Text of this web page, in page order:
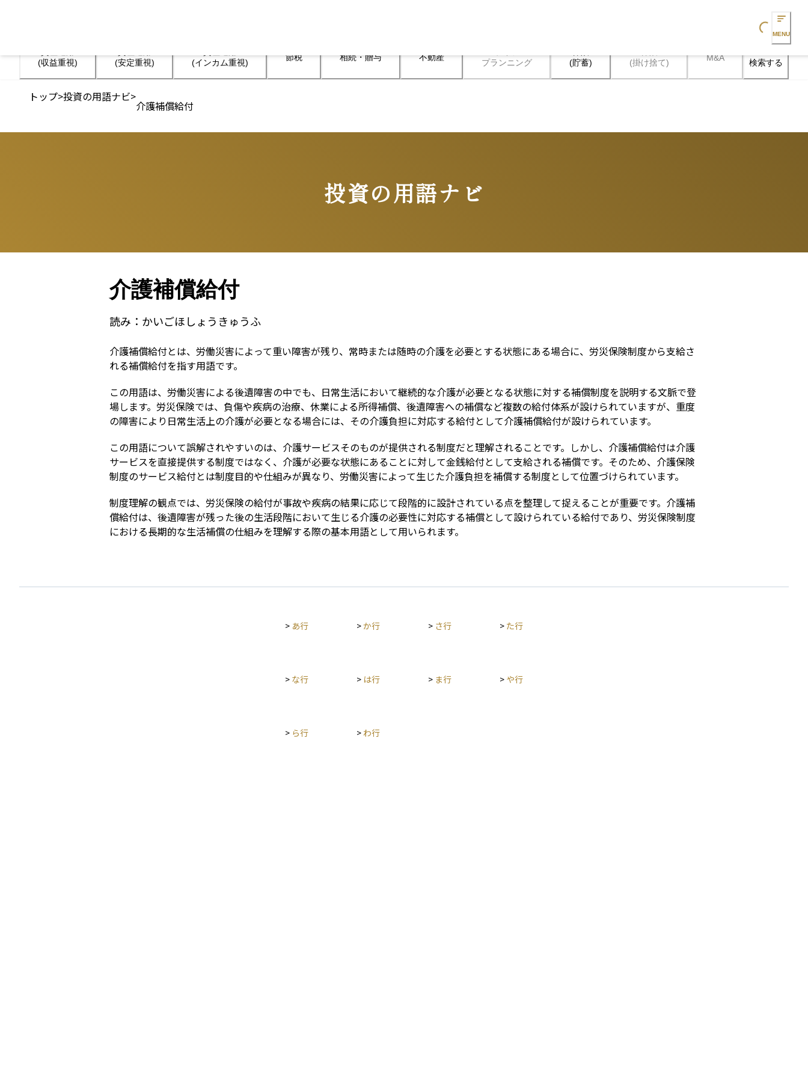
Loading...
MENU
(収益重視)
(安定重視)
(インカム重視)
節税 相続・贈与 不動産
プランニング
(貯蓄)
(掛け捨て)
M&A 検索する
トップ>投資の用語ナビ>
介護補償給付
投資の用語ナビ
Terms
介護補償給付
読み： かいごほしょうきゅうふ
介護補償給付とは、労働災害によって重い障害が残り、常時または随時の介護を必要とする状態にある場合に、労災保険制度から支給さ
れる補償給付を指す用語です。
この用語は、労働災害による後遺障害の中でも、日常生活において継続的な介護が必要となる状態に対する補償制度を説明する文脈で登
場します。労災保険では、負傷や疾病の治療、休業による所得補償、後遺障害への補償など複数の給付体系が設けられていますが、重度
の障害により日常生活上の介護が必要となる場合には、その介護負担に対応する給付として介護補償給付が設けられています。
この用語について誤解されやすいのは、介護サービスそのものが提供される制度だと理解されることです。しかし、介護補償給付は介護
サービスを直接提供する制度ではなく、介護が必要な状態にあることに対して金銭給付として支給される補償です。そのため、介護保険
制度のサービス給付とは制度目的や仕組みが異なり、労働災害によって生じた介護負担を補償する制度として位置づけられています。
制度理解の観点では、労災保険の給付が事故や疾病の結果に応じて段階的に設計されている点を整理して捉えることが重要です。介護補
償給付は、後遺障害が残った後の生活段階において生じる介護の必要性に対応する補償として設けられている給付であり、労災保険制度
における長期的な生活補償の仕組みを理解する際の基本用語として用いられます。
> あ行 >か行 > さ行 > た行
> な行 > は行 > ま行 > や行
> ら行 > わ行